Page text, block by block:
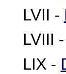
LVII -
LVIII -
LIX -